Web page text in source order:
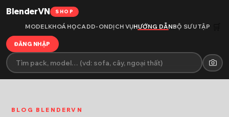
BlenderVN SHOP
MODELKHOÁ HỌCADD-ONDỊCH VỤHƯỚNG DẪNBỘ SƯU TẬP
ĐĂNG NHẬP
BLOG BLENDERVN